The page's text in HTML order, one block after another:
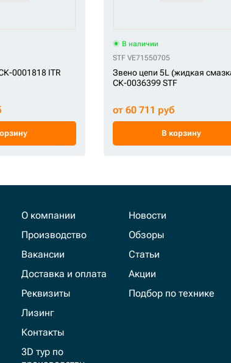
0001818 ITR
В наличии
STF VE71550705
Звено цепи 5L (жидкая
СК-0036399 STF
от 60 711 руб
В корзину
О компании
Производство
Вакансии
Доставка и оплата
Реквизиты
Лизинг
Контакты
3D тур по
Новости
Обзоры
Статьи
Акции
Подбор по технике